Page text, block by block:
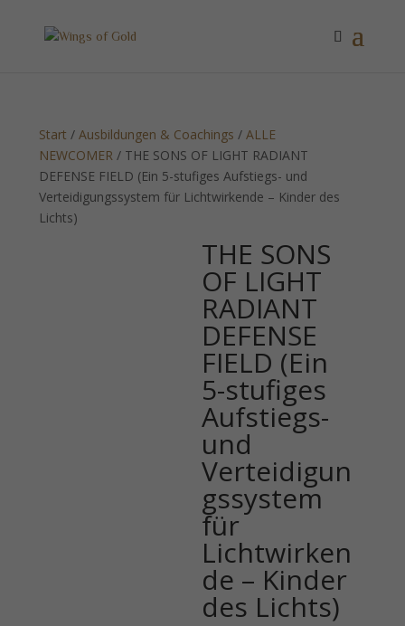
Start /Ausbildungen & Coachings /ALLE
NEWCOMER / THE SONS OF LIGHT RADIANT
DEFENSE FIELD (Ein 5-stufiges Aufstiegs- und
Verteidigungssystem für Lichtwirkende – Kinder des
Lichts)
THE SONS
OF LIGHT
RADIANT
DEFENSE
FIELD (Ein
5-stufiges
Aufstiegs-
und
Verteidigun
gssystem
für
Lichtwirken
de – Kinder
des Lichts)